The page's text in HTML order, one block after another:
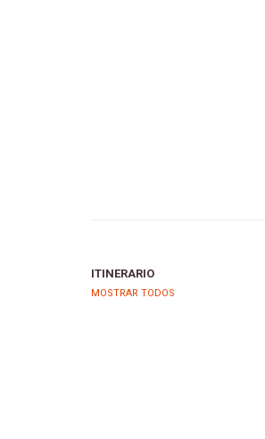
ITINERARIO
MOSTRAR TODOS